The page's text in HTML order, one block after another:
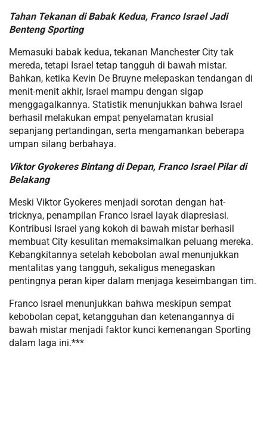
Tahan Tekanan di Babak Kedua, Franco Israel Jadi
Benteng Sporting
Memasuki babak kedua, tekanan Manchester City tak
mereda, tetapi Israel tetap tangguh di bawah mistar.
Bahkan, ketika Kevin De Bruyne melepaskan tendangan di
menit-menit akhir, Israel mampu dengan sigap
menggagalkannya. Statistik menunjukkan bahwa Israel
berhasil melakukan empat penyelamatan krusial
sepanjang pertandingan, serta mengamankan beberapa
umpan silang berbahaya.
Viktor Gyokeres Bintang di Depan, Franco Israel Pilar di
Belakang
Meski Viktor Gyokeres menjadi sorotan dengan hat-
tricknya, penampilan Franco Israel layak diapresiasi.
Kontribusi Israel yang kokoh di bawah mistar berhasil
membuat City kesulitan memaksimalkan peluang mereka.
Kebangkitannya setelah kebobolan awal menunjukkan
mentalitas yang tangguh, sekaligus menegaskan
pentingnya peran kiper dalam menjaga keseimbangan tim.
Franco Israel menunjukkan bahwa meskipun sempat
kebobolan cepat, ketangguhan dan ketenangannya di
bawah mistar menjadi faktor kunci kemenangan Sporting
dalam laga ini.***